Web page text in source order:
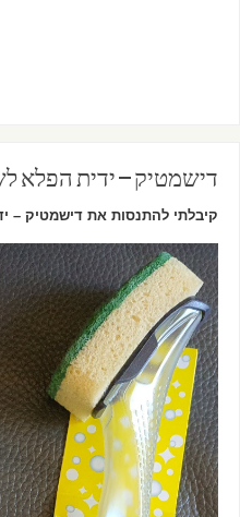
דישמטיק – ידית הפלא
קיבלתי להתנסות את דישמטיק –